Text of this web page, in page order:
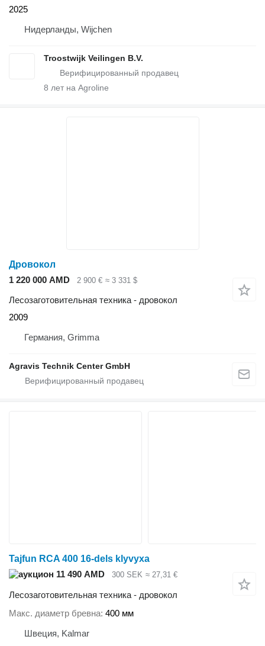
2025
Нидерланды, Wijchen
Troostwijk Veilingen B.V.
8 лет на Agroline
Дровокол
1 220 000 AMD
2 900 € ≈ 3 331 $
Лесозаготовительная техника - дровокол
2009
Германия, Grimma
Agravis Technik Center GmbH
Tajfun RCA 400 16-dels klyvyxa
11 490 AMD
300 SEK ≈ 27,31 €
Лесозаготовительная техника - дровокол
Макс. диаметр бревна 400 мм
Швеция, Kalmar